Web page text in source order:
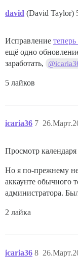
david (David Taylor)
Исправление
ещё одно
заработать,
5 лайков
icaria36 7
Просмотр
Но я по-прежнему
аккаунте обычного
администратора.
2 лайка
icaria36 8